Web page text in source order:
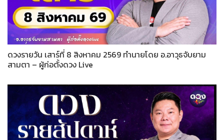
ดวงรายวัน เสาร์ที่ 8 สิงหาคม 2569 ทำนายโดย อ.อาวุธจับยาม
สามตา – ผู้ก่อตั้งดวง Live